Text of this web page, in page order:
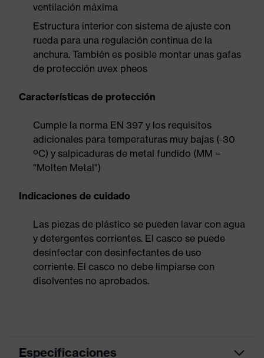
ventilación máxima
Estructura interior con sistema de ajuste con
rueda para una regulación continua de la
anchura. También es posible montar unas gafas
de protección uvex pheos
Características de protección
Cumple la norma EN 397 y los requisitos
adicionales para temperaturas muy bajas (-30
ºC) y salpicaduras de metal fundido (MM =
"Molten Metal")
Indicaciones de cuidado
Las piezas de plástico se pueden lavar con agua
y detergentes corrientes. El casco se puede
desinfectar con desinfectantes de uso
corriente. El casco no debe limpiarse con
disolventes no aprobados.
Especificaciones